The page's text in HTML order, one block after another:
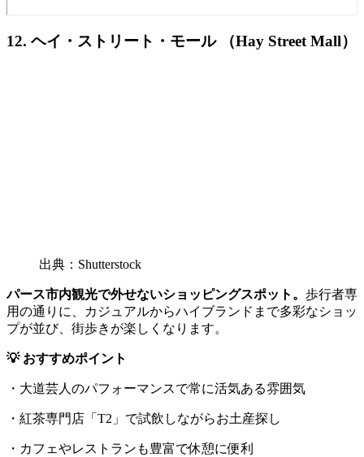
12. ヘイ・ストリート・モール （Hay Street Mall）
出典：Shutterstock
パース市内観光で外せないショッピングスポット。 歩行者専
用の通りに、カジュアルからハイブランドまで多彩なショッ
プが並び、街歩きが楽しくなります。
💡 おすすめポイント
・大道芸人のパフォーマンスで常に活気ある雰囲気
・紅茶専門店「T2」で試飲しながらお土産探し
・カフェやレストランも豊富で休憩に便利